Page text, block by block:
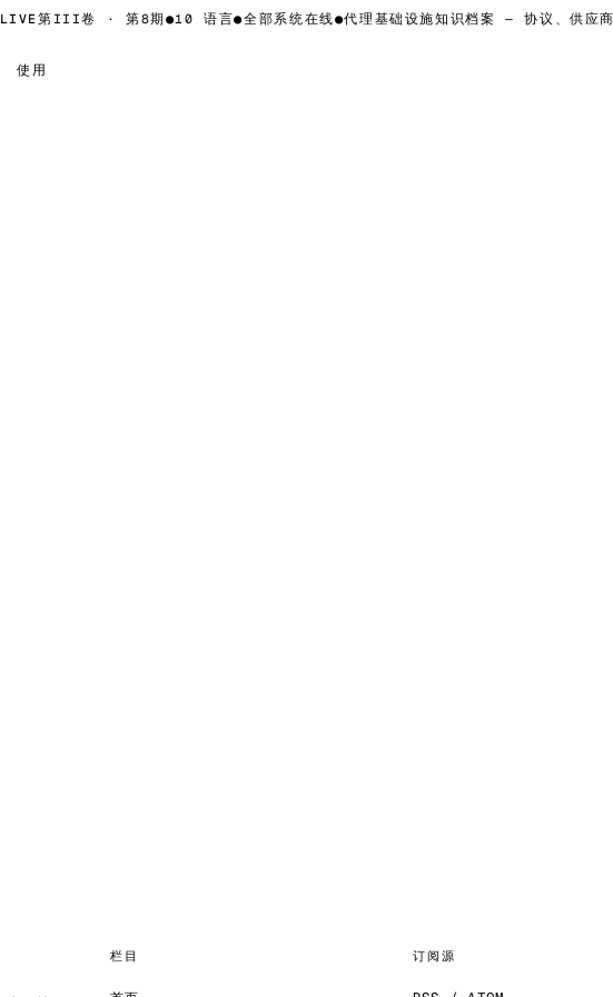
LIVE第III卷 · 第8期●10 语言●全部系统在线●代理基础设施知识档案 — 协议、供应商
使用
栏目 订阅源